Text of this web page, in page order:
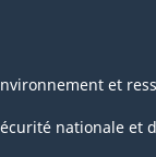
et
nationale et